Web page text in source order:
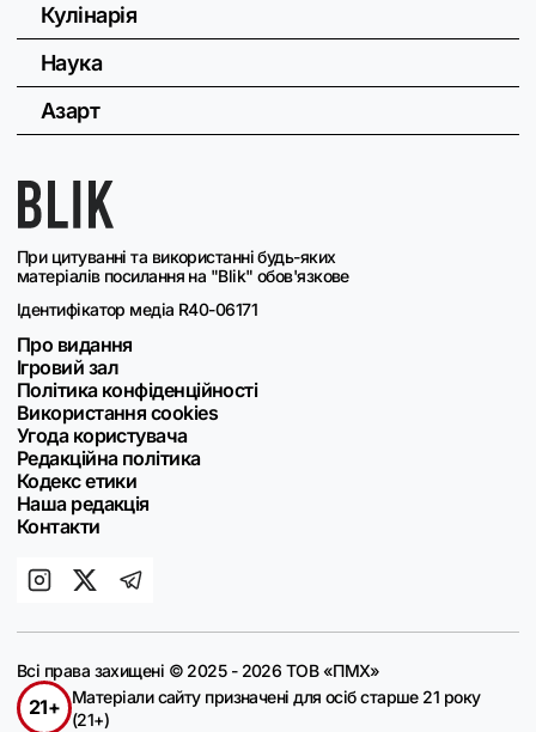
При цитуванні та використанні будь-яких
матеріалів посилання на "Blik" обов'язкове
Ідентифікатор медіа R40-06171
Про видання
Ігровий зал
Політика конфіденційності
Використання cookies
Угода користувача
Редакційна політика
Кодекс етики
Наша редакція
Контакти
Кулінарія
Наука
Азарт
Всі права захищені © 2025 - 2026 ТОВ «ПМХ»
21+
Матеріали сайту призначені для осіб старше 21 року
(21+)